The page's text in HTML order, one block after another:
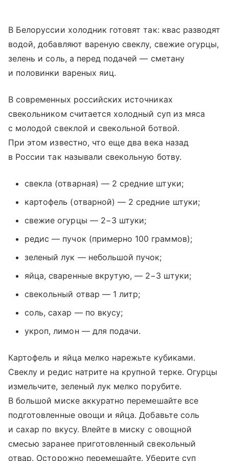
В Белоруссии холодник готовят так: квас разводят
водой, добавляют вареную свеклу, свежие огурцы,
зелень и соль, а перед подачей — сметану
и половинки вареных яиц.
В современных российских источниках
свекольником считается холодный суп из мяса
с молодой свеклой и свекольной ботвой.
При этом известно, что еще два века назад
в России так называли свекольную ботву.
свекла (отварная) — 2 средние штуки;
картофель (отварной) — 2 средние штуки;
свежие огурцы — 2−3 штуки;
редис — пучок (примерно 100 граммов);
зеленый лук — небольшой пучок;
яйца, сваренные вкрутую, — 2−3 штуки;
свекольный отвар — 1 литр;
соль, сахар — по вкусу;
укроп, лимон — для подачи.
Картофель и яйца мелко нарежьте кубиками.
Свеклу и редис натрите на крупной терке. Огурцы
измельчите, зеленый лук мелко порубите.
В большой миске аккуратно перемешайте все
подготовленные овощи и яйца. Добавьте соль
и сахар по вкусу. Влейте в миску с овощной
смесью заранее приготовленный свекольный
отвар. Осторожно перемешайте. Уберите суп